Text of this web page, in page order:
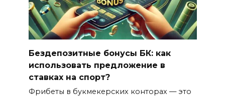
Бездепозитные бонусы БК: как
использовать предложение в
ставках на спорт?
Фрибеты в букмекерских конторах — это